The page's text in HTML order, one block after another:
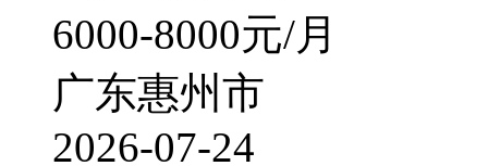
6000-8000元/月
广东惠州市
2026-07-24